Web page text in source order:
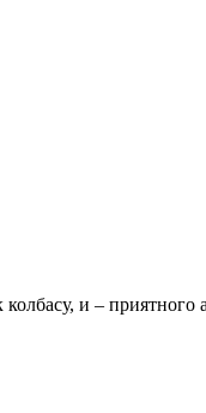
колбасу, и – приятного